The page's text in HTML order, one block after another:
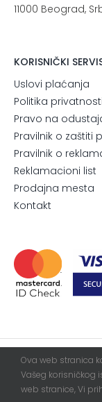
11000 Beograd,
KORISNIČKI
Uslovi plaćanja
Politika privatnosti
Pravo na
Pravilnik o zaštiti
Pravilnik o
Reklamacioni list
Prodajna mesta
Kontakt
© 2026. All Rights
Ova web stranica
Vašeg korisničkog
web stranice, Vi